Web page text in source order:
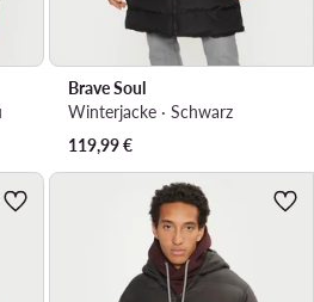
Brave Soul
Winterjacke · Schwarz
119,99€